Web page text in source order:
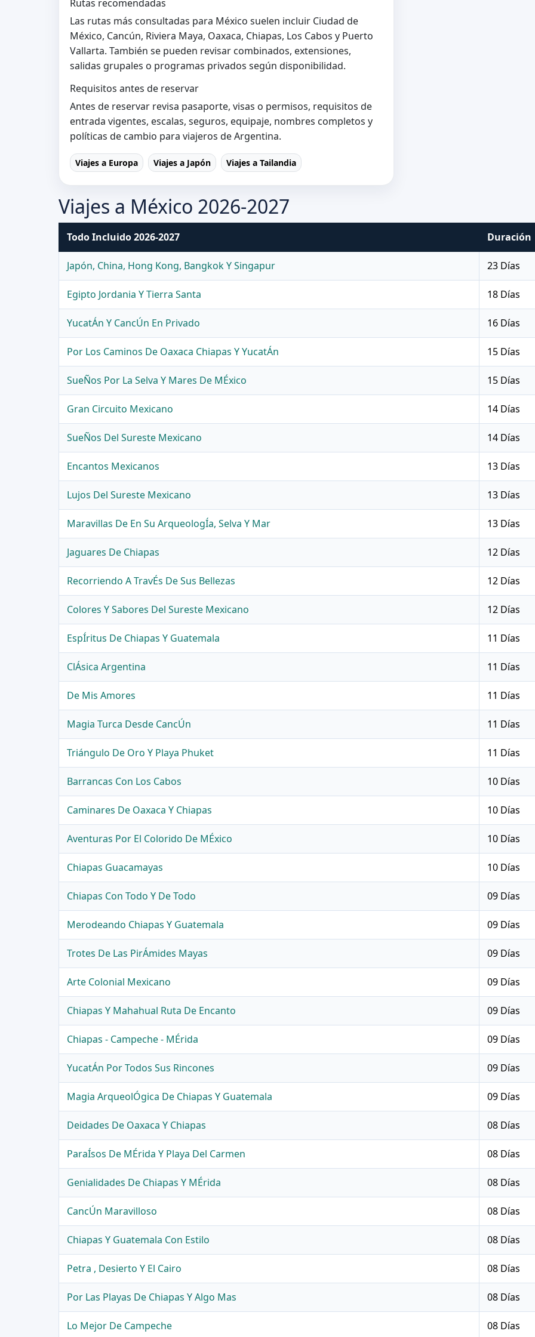
Rutas recomendadas
Las rutas más consultadas para México suelen incluir Ciudad de
México, Cancún, Riviera Maya, Oaxaca, Chiapas, Los Cabos y Puerto
Vallarta. También se pueden revisar combinados, extensiones,
salidas grupales o programas privados según disponibilidad.
Requisitos antes de reservar
Antes de reservar revisa pasaporte, visas o permisos, requisitos de
entrada vigentes, escalas, seguros, equipaje, nombres completos y
políticas de cambio para viajeros de Argentina.
Viajes a Europa Viajes a Japón Viajes a Tailandia
Viajes a México 2026-2027
Todo Incluido 2026-2027 Duración
Japón, China, Hong Kong, Bangkok Y Singapur 23 Días
Egipto Jordania Y Tierra Santa 18 Días
YucatÁn Y CancÚn En Privado 16 Días
Por Los Caminos De Oaxaca Chiapas Y YucatÁn 15 Días
SueÑos Por La Selva Y Mares De MÉxico 15 Días
Gran Circuito Mexicano 14 Días
SueÑos Del Sureste Mexicano 14 Días
Encantos Mexicanos 13 Días
Lujos Del Sureste Mexicano 13 Días
Maravillas De En Su ArqueologÍa, Selva Y Mar 13 Días
Jaguares De Chiapas 12 Días
Recorriendo A TravÉs De Sus Bellezas 12 Días
Colores Y Sabores Del Sureste Mexicano 12 Días
EspÍritus De Chiapas Y Guatemala 11 Días
ClÁsica Argentina 11 Días
De Mis Amores 11 Días
Magia Turca Desde CancÚn 11 Días
Triángulo De Oro Y Playa Phuket 11 Días
Barrancas Con Los Cabos 10 Días
Caminares De Oaxaca Y Chiapas 10 Días
Aventuras Por El Colorido De MÉxico 10 Días
Chiapas Guacamayas 10 Días
Chiapas Con Todo Y De Todo 09 Días
Merodeando Chiapas Y Guatemala 09 Días
Trotes De Las PirÁmides Mayas 09 Días
Arte Colonial Mexicano 09 Días
Chiapas Y Mahahual Ruta De Encanto 09 Días
Chiapas - Campeche - MÉrida 09 Días
YucatÁn Por Todos Sus Rincones 09 Días
Magia ArqueolÓgica De Chiapas Y Guatemala 09 Días
Deidades De Oaxaca Y Chiapas 08 Días
ParaÍsos De MÉrida Y Playa Del Carmen 08 Días
Genialidades De Chiapas Y MÉrida 08 Días
CancÚn Maravilloso 08 Días
Chiapas Y Guatemala Con Estilo 08 Días
Petra , Desierto Y El Cairo 08 Días
Por Las Playas De Chiapas Y Algo Mas 08 Días
Lo Mejor De Campeche 08 Días